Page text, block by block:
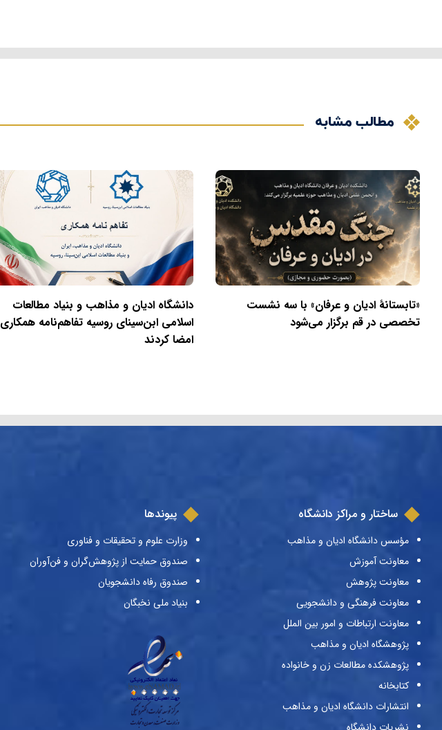
مطالب مشابه
«تابستانهٔ ادیان و عرفان» با سه نشست
تخصصی در قم برگزار می‌شود
دانشگاه ادیان و مذاهب و بنیاد مطالعات
اسلامی ابن‌سینای روسیه تفاهم‌نامه همکاری
امضا کردند
ساختار و مراکز دانشگاه
مؤسس دانشگاه ادیان و مذاهب
معاونت آموزش
معاونت پژوهش
معاونت فرهنگی و دانشجویی
معاونت ارتباطات و امور بین الملل
پژوهشگاه ادیان و مذاهب
پژوهشکده مطالعات زن و خانواده
کتابخانه
انتشارات دانشگاه ادیان و مذاهب
نشریات دانشگاه
پیوندها
وزارت علوم و تحقیقات و فناوری
صندوق حمایت از پژوهش‌گران و فن‌آوران
صندوق رفاه دانشجویان
بنیاد ملی نخبگان